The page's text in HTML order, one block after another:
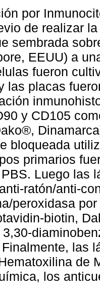
por
de realizar
sembrada
EEUU) a
fueron
las placas
y CD105
bloqueada
primarios
Luego las
ratón/anti-
peroxidasa
biotin,
las
de
los